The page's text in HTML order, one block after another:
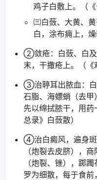
鸡子白敷上。（《
㈢白蔹、大黄、
白，涂布痈上，
②敛疮：白蔹、白及
末，干撒疮上。（《
③治聤耳出脓血：白
石脂、海螵蛸（去甲
先以绵拭脓干，用
总录》白蔹散）
④治白癜风，遍身斑
（炮裂去皮脐），
（炮裂、锉），踯
罗为细散，每于食